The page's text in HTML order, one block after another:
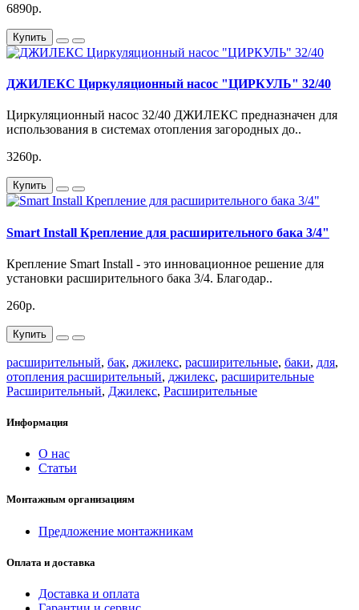
6890р.
Купить
ДЖИЛЕКС Циркуляционный насос "ЦИРКУЛЬ" 32/40
Циркуляционный насос 32/40 ДЖИЛЕКС предназначен для
использования в системах отопления загородных до..
3260р.
Купить
Smart Install Крепление для расширительного бака 3/4"
Крепление Smart Install - это инновационное решение для
установки расширительного бака 3/4. Благодар..
260р.
Купить
расширительный, бак, джилекс, расширительные, баки, для,
отопления расширительный, джилекс, расширительные
Расширительный, Джилекс, Расширительные
Информация
О нас
Статьи
Монтажным организациям
Предложение монтажникам
Оплата и доставка
Доставка и оплата